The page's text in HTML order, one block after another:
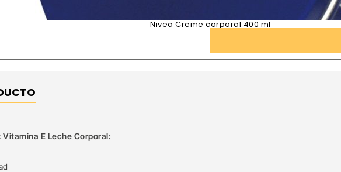
Nivea Creme corporal 400 ml
E Leche Corporal: